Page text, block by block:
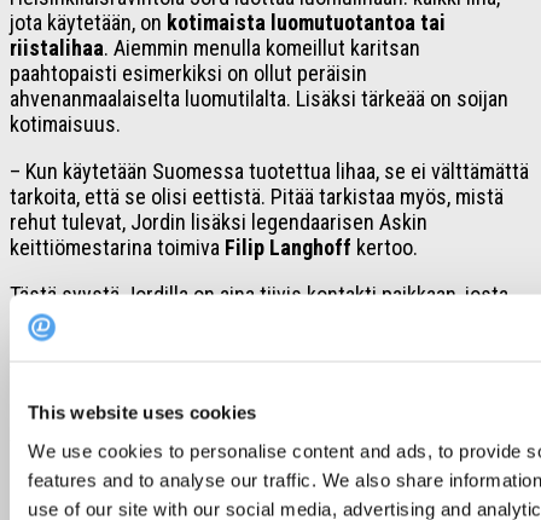
This website uses cookies
We use cookies to personalise content and ads, to provide
features and to analyse our traffic. We also share
use of our site with our social media, advertising and
jota käytetään, on kotimaista luomutuotantoa tai
riistalihaa. Aiemmin menulla komeillut karitsan
paahtopaisti esimerkiksi on ollut peräisin
ahvenanmaalaiselta luomutilalta. Lisäksi tärkeää on soijan
kotimaisuus.
– Kun käytetään Suomessa tuotettua lihaa, se ei välttämättä
tarkoita, että se olisi eettistä. Pitää tarkistaa myös, mistä
rehut tulevat, Jordin lisäksi legendaarisen Askin
keittiömestarina toimiva Filip Langhoff kertoo.
Tästä syystä Jordilla on aina tiivis kontakti paikkaan, josta
lihat tulevat. Ravintoloissa suositaan luomutiloilta hankittuja
lihoja – niiden kasvatuksessa ei yleensä käytetä ulkomailta
– Jos rehussa on käytetty soijaa, pitäisi sen olla aina
vastuullisesti tuotettua.Suomessa luomutilat käyttävät
usein omilla tiloillaan tuotettua rehua, jossa soijan tilalle on
löydetty muita vaihtoehtoja, summaa Langhoff.